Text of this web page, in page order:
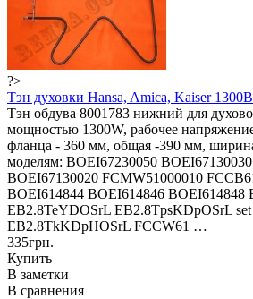
?>
Тэн духовки Hansa, Amica, Kaiser
Тэн обдува 8001783 нижний для
мощностью 1300W, рабочее
фланца - 360 мм, общая -390 мм,
моделям: BOEI67230050
BOEI67130020 FCMW51000010
BOEI614844 BOEI614846 BOEI614848
EB2.8TeYDOSrL EB2.8TpsKDpOSrL
EB2.8TkKDpHOSrL FCCW61 …
335грн.
Купить
В заметки
В сравнения